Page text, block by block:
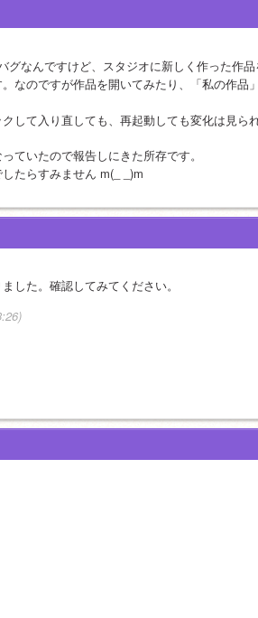
グなんですけど、スタジオに新しく作った作
なのですが作品を開いてみたり、「私の作品
して入り直しても、再起動しても変化は見ら
ていたので報告しにきた所存です。
たらすみません m(_ _)m
した。確認してみてください。